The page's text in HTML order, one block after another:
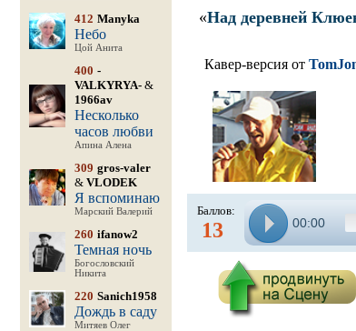
412 Manyka
Небо
Цой Анита
400 -
VALKYRYA-&
1966av
Несколько
часов любви
Апина Алена
309 gros-valer
& VLODEK
Я вспоминаю
Марский Валерий
260 ifanow2
Темная ночь
Богословский
Никита
220 Sanich1958
Дождь в саду
Митяев Олег
«Над деревней
Кавер-версия от
Баллов:
13 00:00